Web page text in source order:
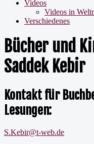
Videos
Videos in
Verschiedenes
Bücher und
Saddek Kebir
Kontakt für
Lesungen:
S.Kebir@t-web.de